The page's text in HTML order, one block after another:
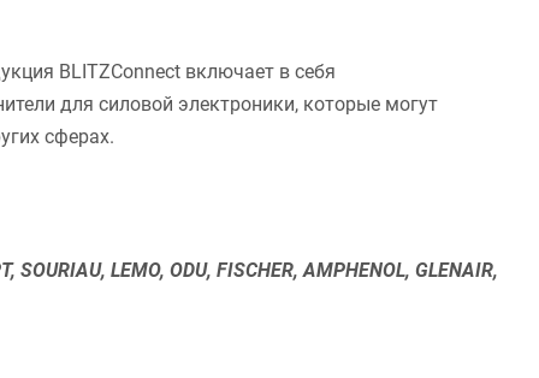
BLITZConnect включает в себя
для силовой электроники, которые могут
сферах.
LEMO, ODU, FISCHER, AMPHENOL, GLENAIR,